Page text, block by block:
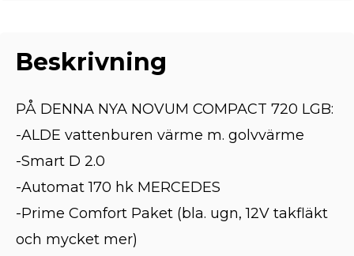
Beskrivning
PÅ DENNA NYA NOVUM COMPACT 720 LGB:
-ALDE vattenburen värme m. golvvärme
-Smart D 2.0
-Automat 170 hk MERCEDES
-Prime Comfort Paket (bla. ugn, 12V takfläkt
och mycket mer)